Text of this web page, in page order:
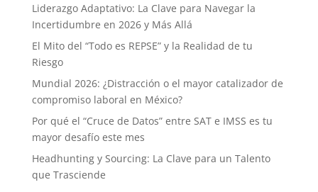
Liderazgo Adaptativo: La Clave para Navegar la
Incertidumbre en 2026 y Más Allá
El Mito del “Todo es REPSE” y la Realidad de tu
Riesgo
Mundial 2026: ¿Distracción o el mayor catalizador de
compromiso laboral en México?
Por qué el “Cruce de Datos” entre SAT e IMSS es tu
mayor desafío este mes
Headhunting y Sourcing: La Clave para un Talento
que Trasciende